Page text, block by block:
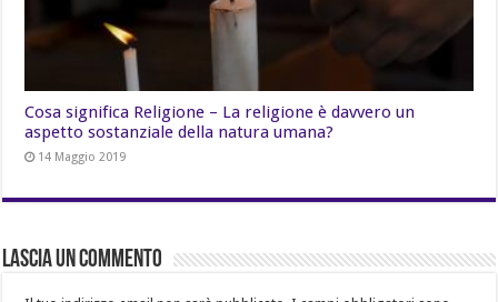
Cosa significa Religione – La religione è davvero un
aspetto sostanziale della natura umana?
14 Maggio 2019
Lascia un commento